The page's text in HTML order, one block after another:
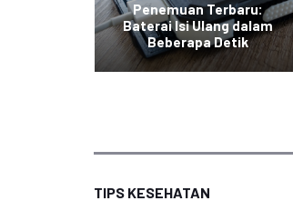
Penemuan Terbaru:
Baterai Isi Ulang dalam
Beberapa Detik
TIPS KESEHATAN